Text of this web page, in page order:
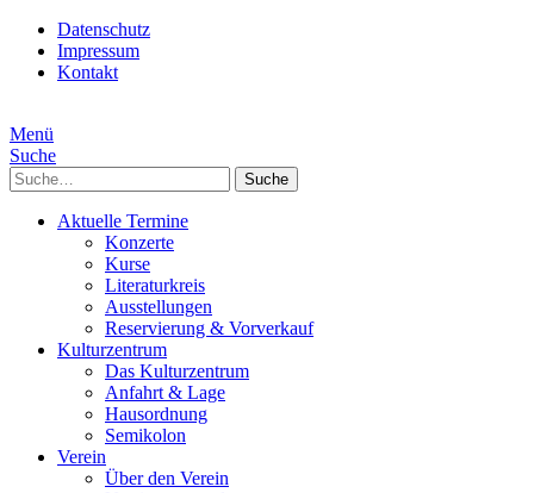
Datenschutz
Impressum
Kontakt
Menü
Suche
Suche
Aktuelle Termine
Konzerte
Kurse
Literaturkreis
Ausstellungen
Reservierung & Vorverkauf
Kulturzentrum
Das Kulturzentrum
Anfahrt & Lage
Hausordnung
Semikolon
Verein
Über den Verein